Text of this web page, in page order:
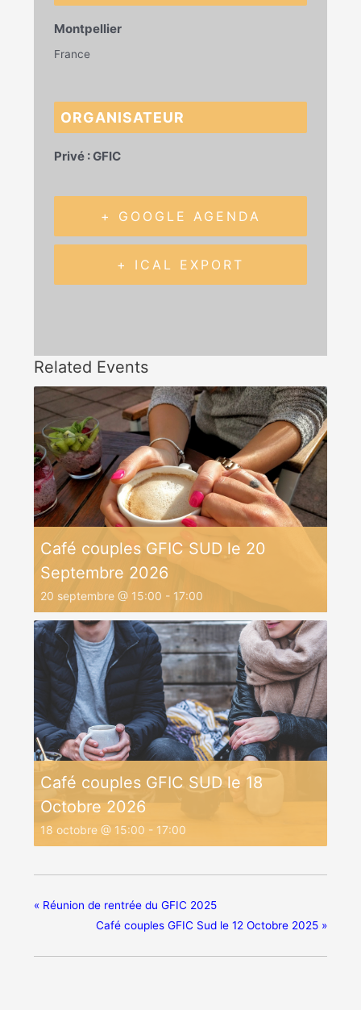
Montpellier
France
ORGANISATEUR
Privé : GFIC
+ GOOGLE AGENDA
+ ICAL EXPORT
Related Events
Café couples GFIC SUD le 20
Septembre 2026
20 septembre @ 15:00 - 17:00
Café couples GFIC SUD le 18
Octobre 2026
18 octobre @ 15:00 - 17:00
« Réunion de rentrée du GFIC 2025
Café couples GFIC Sud le 12 Octobre 2025 »